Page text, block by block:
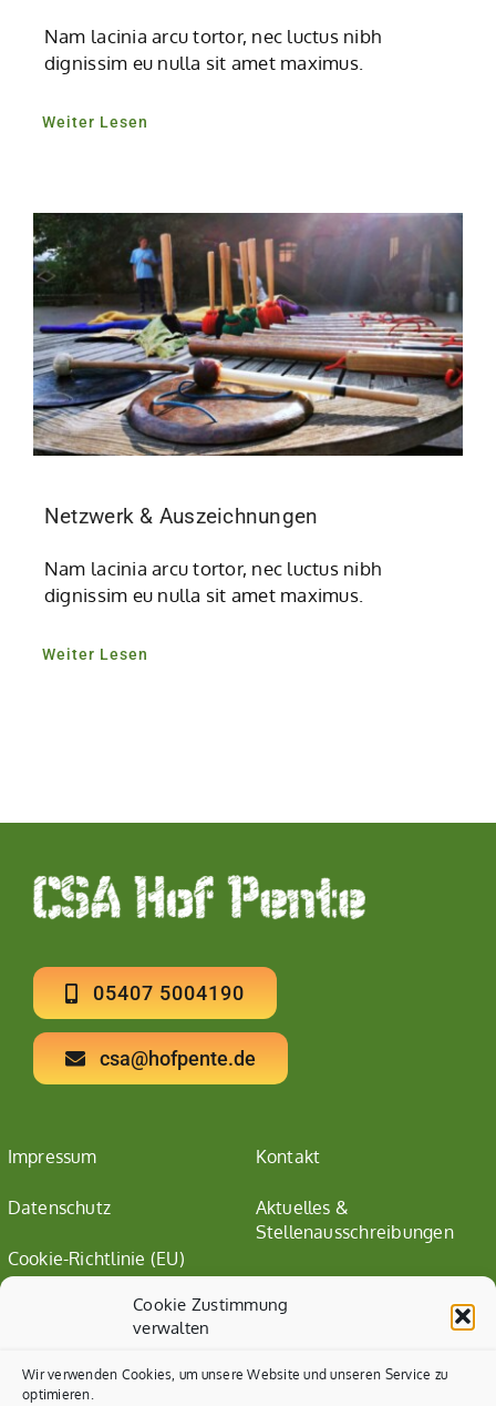
Cookie Zustimmung
verwalten
Wir verwenden Cookies, um unsere Website und unseren Service zu
optimieren.
Nam lacinia arcu tortor, nec luctus nibh
dignissim eu nulla sit amet maximus.
Weiter Lesen
Netzwerk & Auszeichnungen
Nam lacinia arcu tortor, nec luctus nibh
dignissim eu nulla sit amet maximus.
Weiter Lesen
05407 5004190
csa@hofpente.de
Impressum
Datenschutz
Cookie-Richtlinie (EU)
Kontakt
Aktuelles &
Stellenausschreibungen